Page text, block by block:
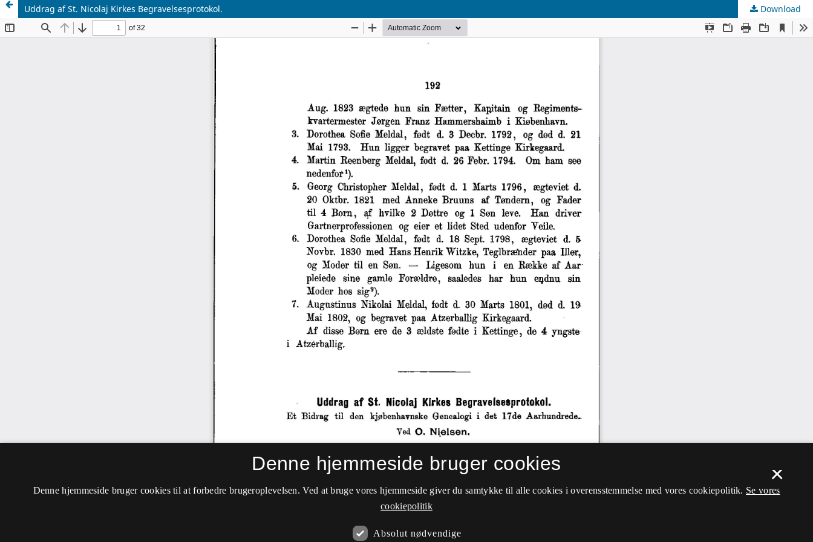
Uddrag af St. Nicolaj Kirkes Begravelsesprotokol. Download
×
Denne hjemmeside bruger cookies
Denne hjemmeside bruger cookies til at forbedre brugeroplevelsen. Ved at bruge vores hjemmeside giver du samtykke til alle cookies i overensstemmelse med vores cookiepolitik. Se vores
cookiepolitik
Absolut nødvendige